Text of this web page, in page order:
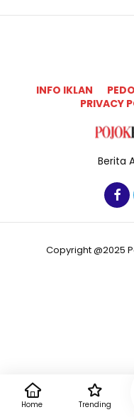
INFO IKLAN
PRIVACY
Berita
Copyright @2025
Home Trending